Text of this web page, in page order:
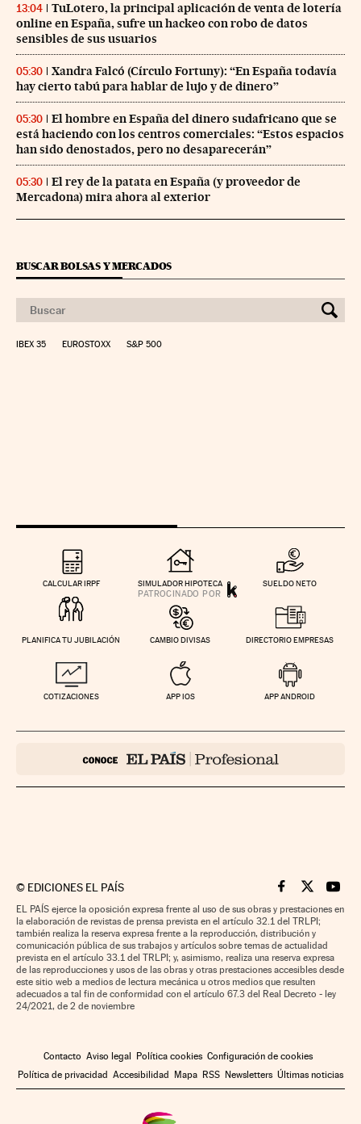
13:04
TuLotero, la principal aplicación de venta de lotería
online en España, sufre un hackeo con robo de datos
sensibles de sus usuarios
05:30
Xandra Falcó (Círculo Fortuny): “En España todavía
hay cierto tabú para hablar de lujo y de dinero”
05:30
El hombre en España del dinero sudafricano que se
está haciendo con los centros comerciales: “Estos espacios
han sido denostados, pero no desaparecerán”
05:30
El rey de la patata en España (y proveedor de
Mercadona) mira ahora al exterior
BUSCAR BOLSAS Y MERCADOS
IBEX 35 EUROSTOXX S&P 500
CALCULAR IRPF SIMULADOR HIPOTECA SUELDO NETO
PLANIFICA TU JUBILACIÓN CAMBIO DIVISAS DIRECTORIO EMPRESAS
COTIZACIONES APP IOS APP ANDROID
© EDICIONES EL PAÍS Cinco Días en
Cinco Días
Cinco
EL PAÍS ejerce la oposición expresa frente al uso de sus obras y prestaciones en
la elaboración de revistas de prensa prevista en el artículo 32.1 del TRLPI;
también realiza la reserva expresa frente a la reproducción, distribución y
comunicación pública de sus trabajos y artículos sobre temas de actualidad
prevista en el artículo 33.1 del TRLPI; y, asimismo, realiza una reserva expresa
de las reproducciones y usos de las obras y otras prestaciones accesibles desde
este sitio web a medios de lectura mecánica u otros medios que resulten
adecuados a tal fin de conformidad con el artículo 67.3 del Real Decreto - ley
24/2021, de 2 de noviembre
Contacto Aviso legal Política cookies Configuración de cookies
Política de privacidad Accesibilidad Mapa RSS Newsletters Últimas noticias